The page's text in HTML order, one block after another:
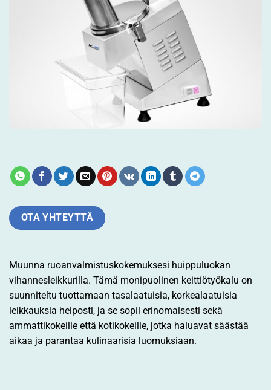
OTA YHTEYTTÄ
Muunna ruoanvalmistuskokemuksesi huippuluokan
vihannesleikkurilla. Tämä monipuolinen keittiötyökalu on
suunniteltu tuottamaan tasalaatuisia, korkealaatuisia
leikkauksia helposti, ja se sopii erinomaisesti sekä
ammattikokeille että kotikokeille, jotka haluavat säästää
aikaa ja parantaa kulinaarisia luomuksiaan.